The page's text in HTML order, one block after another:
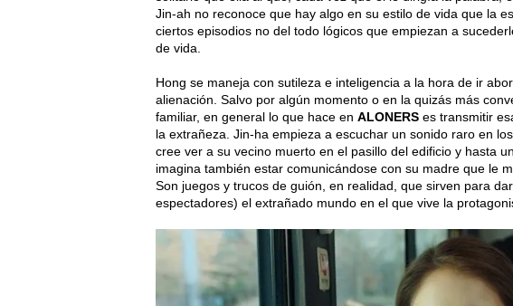
Jin-ah no reconoce que hay algo en su estilo de vida que la
ciertos episodios no del todo lógicos que empiezan a
de vida.
Hong se maneja con sutileza e inteligencia a la hora de ir
alienación. Salvo por algún momento o en la quizás más
familiar, en general lo que hace en ALONERS es transmitir
la extrañeza. Jin-ha empieza a escuchar un sonido raro en
cree ver a su vecino muerto en el pasillo del edificio y hasta
imagina también estar comunicándose con su madre que le
Son juegos y trucos de guión, en realidad, que sirven para
espectadores) el extrañado mundo en el que vive la